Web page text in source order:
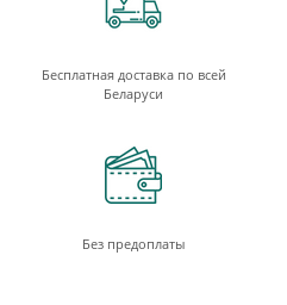
Бесплатная доставка по всей
Беларуси
Без предоплаты